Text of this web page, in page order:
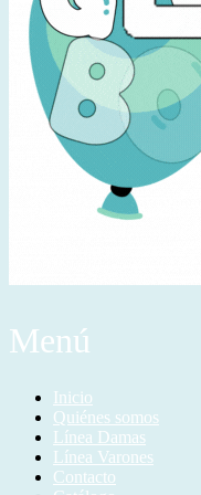
Menú
Inicio
Quiénes somos
Línea Damas
Línea Varones
Contacto